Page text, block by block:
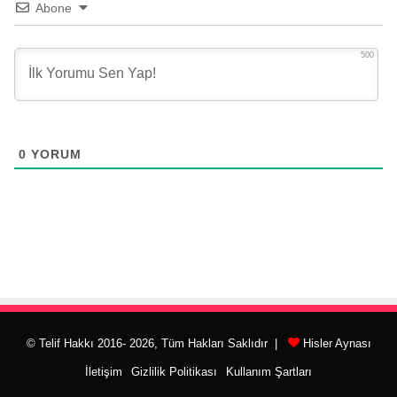
Abone
500
0 YORUM
© Telif Hakkı 2016- 2026, Tüm Hakları Saklıdır | Hisler Aynası
İletişim Gizlilik Politikası Kullanım Şartları